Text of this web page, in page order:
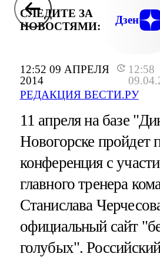
12:52 09 АПРЕЛЯ
2014
12:58
РЕДАКЦИЯ ВЕСТИ.РУ
СЛЕДИТЕ ЗА
НОВОСТЯМИ:
Дзен
11 апреля на базе
Новогорске пройдет
конференция с
главного тренера
Станислава
официальный сайт
голубых".